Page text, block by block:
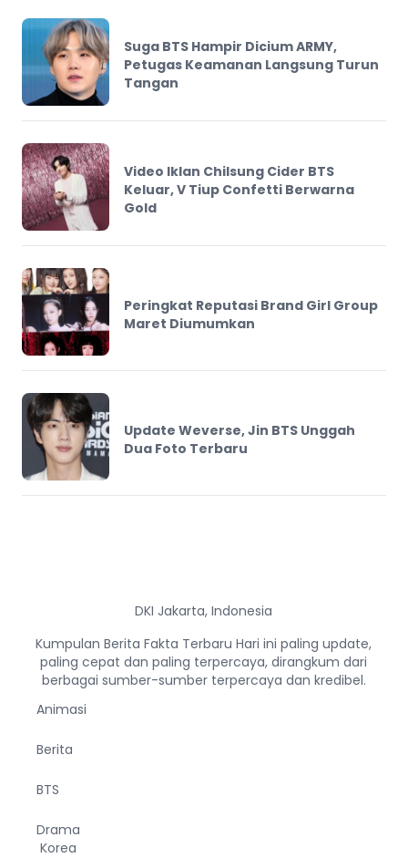
Suga BTS Hampir Dicium ARMY,
Petugas Keamanan Langsung Turun
Tangan
Video Iklan Chilsung Cider BTS
Keluar, V Tiup Confetti Berwarna
Gold
Peringkat Reputasi Brand Girl Group
Maret Diumumkan
Update Weverse, Jin BTS Unggah
Dua Foto Terbaru
DKI Jakarta, Indonesia
Kumpulan Berita Fakta Terbaru Hari ini paling update,
paling cepat dan paling terpercaya, dirangkum dari
berbagai sumber-sumber terpercaya dan kredibel.
Animasi
Berita
BTS
Drama
Korea